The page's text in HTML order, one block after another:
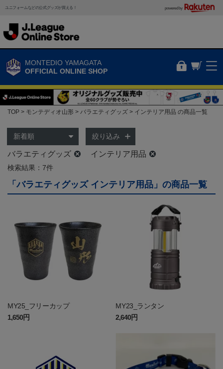
ユニフォームなどの公式グッズが買える！ powered by
MONTEDIO YAMAGATA
OFFICIAL ONLINE SHOP
TOP モンテディオ山形 バラエティグッズ インテリア用品 の商品一覧
絞り込み
バラエティグッズ インテリア用品
検索結果：7件
「バラエティグッズ インテリア用品」の商品一覧
MY25_フリーカップ
1,650円
MY23_ランタン
2,640円